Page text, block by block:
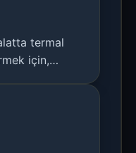
termal
için,